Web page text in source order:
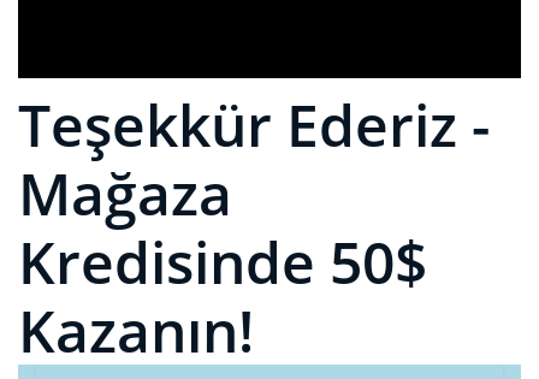
Teşekkür Ederiz -
Mağaza
Kredisinde 50$
Kazanın!